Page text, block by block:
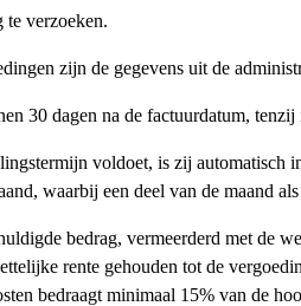
verzoeken.
zijn de gegevens uit de
30 dagen na de factuurdatum,
voldoet, is zij
waarbij een deel van de maand
bedrag, vermeerderd met de
rente gehouden tot de
bedraagt minimaal 15% van de